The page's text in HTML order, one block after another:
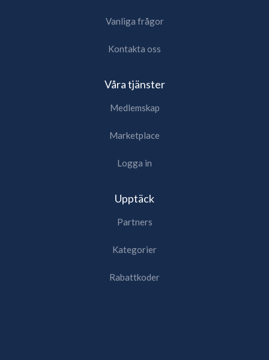
Vanliga frågor
Kontakta oss
Våra tjänster
Medlemskap
Marketplace
Logga in
Upptäck
Partners
Kategorier
Rabattkoder